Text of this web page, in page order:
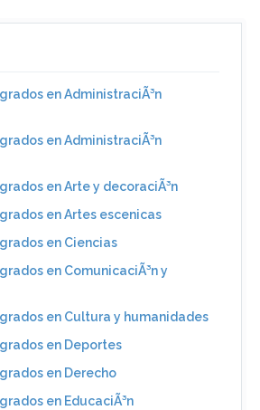
en AdministraciÃ³n
en AdministraciÃ³n
en Arte y decoraciÃ³n
en Artes escenicas
en Ciencias
en ComunicaciÃ³n y
en Cultura y humanidades
en Deportes
en Derecho
en EducaciÃ³n